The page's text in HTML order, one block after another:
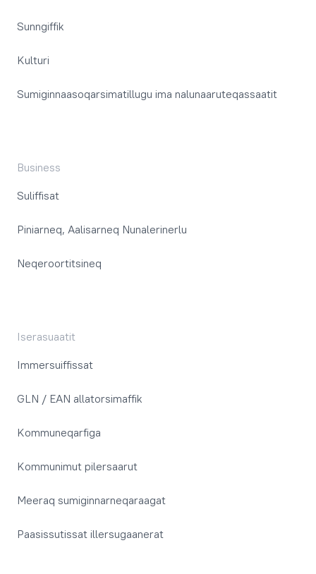
Sunngiffik
Kulturi
Sumiginnaasoqarsimatillugu ima nalunaaruteqassaatit
Business
Suliffisat
Piniarneq, Aalisarneq Nunalerinerlu
Neqeroortitsineq
Iserasuaatit
Immersuiffissat
GLN / EAN allatorsimaffik
Kommuneqarfiga
Kommunimut pilersaarut
Meeraq sumiginnarneqaraagat
Paasissutissat illersugaanerat